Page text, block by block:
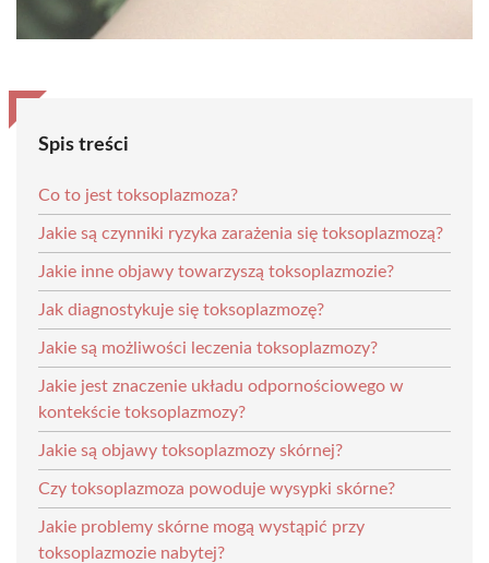
Spis treści
Co to jest toksoplazmoza?
Jakie są czynniki ryzyka zarażenia się toksoplazmozą?
Jakie inne objawy towarzyszą toksoplazmozie?
Jak diagnostykuje się toksoplazmozę?
Jakie są możliwości leczenia toksoplazmozy?
Jakie jest znaczenie układu odpornościowego w
kontekście toksoplazmozy?
Jakie są objawy toksoplazmozy skórnej?
Czy toksoplazmoza powoduje wysypki skórne?
Jakie problemy skórne mogą wystąpić przy
toksoplazmozie nabytej?